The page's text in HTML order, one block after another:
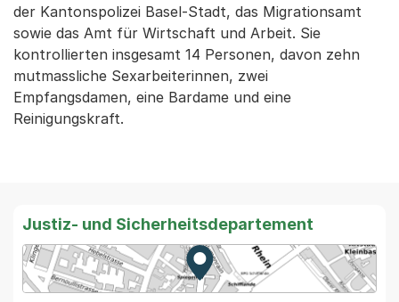
der Kantonspolizei Basel-Stadt, das Migrationsamt
sowie das Amt für Wirtschaft und Arbeit. Sie
kontrollierten insgesamt 14 Personen, davon zehn
mutmassliche Sexarbeiterinnen, zwei
Empfangsdamen, eine Bardame und eine
Reinigungskraft.
Justiz- und Sicherheitsdepartement
Zur Karte von MapBS.
Externer Link, wird in einem